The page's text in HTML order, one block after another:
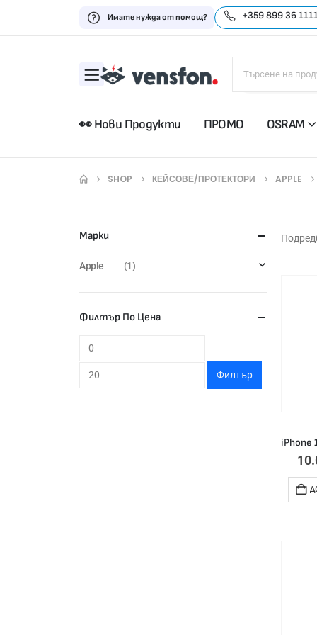
Имате нужда от помощ? +359 899 36
👀 Нови Продукти ПРОМО OSRAM
SHOP КЕЙСОВЕ/ПРОТЕКТОРИ APPLE
Марки
Apple (1)
Филтър По Цена
Филтър